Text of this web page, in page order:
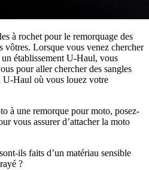
à rochet pour le remorquage des
vôtres. Lorsque vous venez chercher
établissement U-Haul, vous
pour aller chercher des sangles
U-Haul où vous louez votre
à une remorque pour moto, posez-
vous assurer d’attacher la moto
ils faits d’un matériau sensible
?